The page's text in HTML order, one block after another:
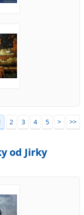
2 3 4 5 > >>
od Jirky